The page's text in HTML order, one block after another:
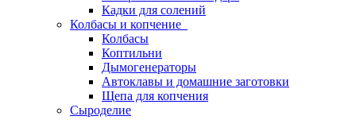
Кадки для солений
Колбасы и копчение
Колбасы
Коптильни
Дымогенераторы
Автоклавы и домашние заготовки
Щепа для копчения
Сыроделие